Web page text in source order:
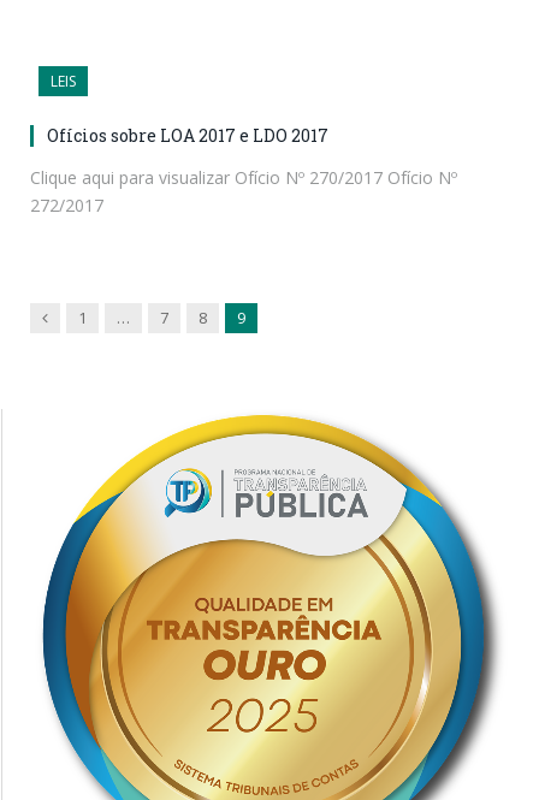
LEIS
Ofícios sobre LOA 2017 e LDO 2017
Clique aqui para visualizar Ofício Nº 270/2017 Ofício Nº
272/2017
Previous
1 … 7 8 9